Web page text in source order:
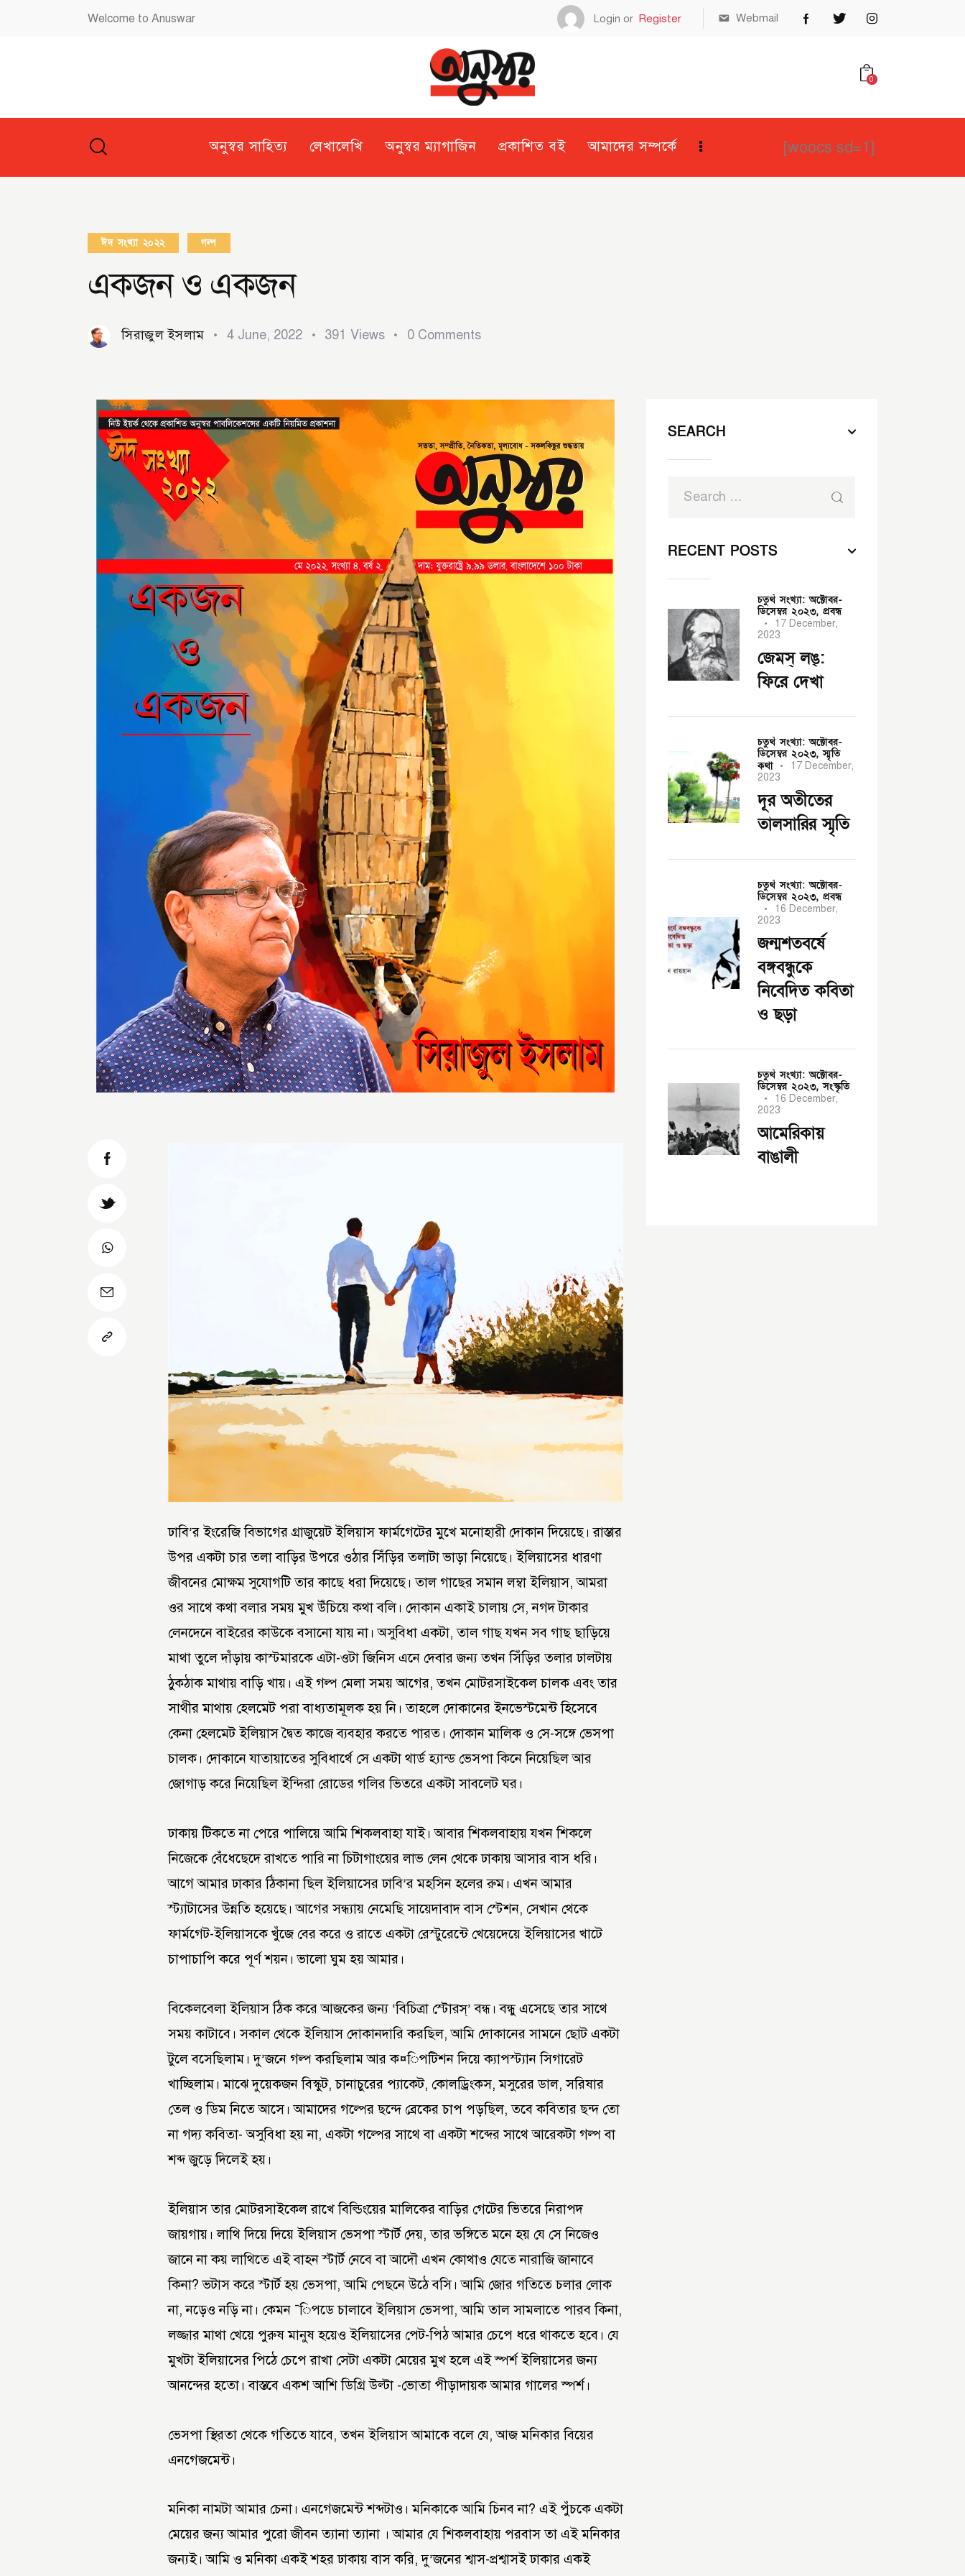
Welcome to Anuswar Login or Register Webmail
0
অনুস্বর সাহিত্য লেখালেখি অনুস্বর ম্যাগাজিন প্রকাশিত বই আমাদের সম্পর্কে [woocs sd=1]
ঈদ সংখ্যা ২০২২ গল্প
একজন ও একজন
সিরাজুল ইসলাম 4 June, 2022 391 Views 0 Comments
ঢাবি’র ইংরেজি বিভাগের গ্রাজুয়েট ইলিয়াস ফার্মগেটের মুখে মনোহারী দোকান দিয়েছে। রাস্তার
উপর একটা চার তলা বাড়ির উপরে ওঠার সিঁড়ির তলাটা ভাড়া নিয়েছে। ইলিয়াসের ধারণা
জীবনের মোক্ষম সুযোগটি তার কাছে ধরা দিয়েছে। তাল গাছের সমান লম্বা ইলিয়াস, আমরা
ওর সাথে কথা বলার সময় মুখ উঁচিয়ে কথা বলি। দোকান একাই চালায় সে, নগদ টাকার
লেনদেনে বাইরের কাউকে বসানো যায় না। অসুবিধা একটা, তাল গাছ যখন সব গাছ ছাড়িয়ে
মাথা তুলে দাঁড়ায় কাস্টমারকে এটা-ওটা জিনিস এনে দেবার জন্য তখন সিঁড়ির তলার ঢালটায়
ঠুকঠাক মাথায় বাড়ি খায়। এই গল্প মেলা সময় আগের, তখন মোটরসাইকেল চালক এবং তার
সাথীর মাথায় হেলমেট পরা বাধ্যতামূলক হয় নি। তাহলে দোকানের ইনভেস্টমেন্ট হিসেবে
কেনা হেলমেট ইলিয়াস দ্বৈত কাজে ব্যবহার করতে পারত। দোকান মালিক ও সে-সঙ্গে ভেসপা
চালক। দোকানে যাতায়াতের সুবিধার্থে সে একটা থার্ড হ্যান্ড ভেসপা কিনে নিয়েছিল আর
জোগাড় করে নিয়েছিল ইন্দিরা রোডের গলির ভিতরে একটা সাবলেট ঘর।
ঢাকায় টিকতে না পেরে পালিয়ে আমি শিকলবাহা যাই। আবার শিকলবাহায় যখন শিকলে
নিজেকে বেঁধেছেদে রাখতে পারি না চিটাগাংয়ের লাভ লেন থেকে ঢাকায় আসার বাস ধরি।
আগে আমার ঢাকার ঠিকানা ছিল ইলিয়াসের ঢাবি’র মহসিন হলের রুম। এখন আমার
স্ট্যাটাসের উন্নতি হয়েছে। আগের সন্ধ্যায় নেমেছি সায়েদাবাদ বাস স্টেশন, সেখান থেকে
ফার্মগেট-ইলিয়াসকে খুঁজে বের করে ও রাতে একটা রেস্টুরেন্টে খেয়েদেয়ে ইলিয়াসের খাটে
চাপাচাপি করে পূর্ণ শয়ন। ভালো ঘুম হয় আমার।
বিকেলবেলা ইলিয়াস ঠিক করে আজকের জন্য ‘বিচিত্রা স্টোরস্’ বন্ধ। বন্ধু এসেছে তার সাথে
সময় কাটাবে। সকাল থেকে ইলিয়াস দোকানদারি করছিল, আমি দোকানের সামনে ছোট একটা
টুলে বসেছিলাম। দু’জনে গল্প করছিলাম আর ক¤িপটিশন দিয়ে ক্যাপস্ট্যান সিগারেট
খাচ্ছিলাম। মাঝে দুয়েকজন বিস্কুট, চানাচুরের প্যাকেট, কোলড্রিংকস, মসুরের ডাল, সরিষার
তেল ও ডিম নিতে আসে। আমাদের গল্পের ছন্দে ব্রেকের চাপ পড়ছিল, তবে কবিতার ছন্দ তো
না গদ্য কবিতা- অসুবিধা হয় না, একটা গল্পের সাথে বা একটা শব্দের সাথে আরেকটা গল্প বা
শব্দ জুড়ে দিলেই হয়।
ইলিয়াস তার মোটরসাইকেল রাখে বিল্ডিংয়ের মালিকের বাড়ির গেটের ভিতরে নিরাপদ
জায়গায়। লাথি দিয়ে দিয়ে ইলিয়াস ভেসপা স্টার্ট দেয়, তার ভঙ্গিতে মনে হয় যে সে নিজেও
জানে না কয় লাথিতে এই বাহন স্টার্ট নেবে বা আদৌ এখন কোথাও যেতে নারাজি জানাবে
কিনা? ভটাস করে স্টার্ট হয় ভেসপা, আমি পেছনে উঠে বসি। আমি জোর গতিতে চলার লোক
না, নড়েও নড়ি না। কেমন ¯িপডে চালাবে ইলিয়াস ভেসপা, আমি তাল সামলাতে পারব কিনা,
লজ্জার মাথা খেয়ে পুরুষ মানুষ হয়েও ইলিয়াসের পেট-পিঠ আমার চেপে ধরে থাকতে হবে। যে
মুখটা ইলিয়াসের পিঠে চেপে রাখা সেটা একটা মেয়ের মুখ হলে এই স্পর্শ ইলিয়াসের জন্য
আনন্দের হতো। বাস্তবে একশ আশি ডিগ্রি উল্টা -ভোতা পীড়াদায়ক আমার গালের স্পর্শ।
ভেসপা স্থিরতা থেকে গতিতে যাবে, তখন ইলিয়াস আমাকে বলে যে, আজ মনিকার বিয়ের
এনগেজমেন্ট।
মনিকা নামটা আমার চেনা। এনগেজমেন্ট শব্দটাও। মনিকাকে আমি চিনব না? এই পুঁচকে একটা
মেয়ের জন্য আমার পুরো জীবন ত্যানা ত্যানা । আমার যে শিকলবাহায় পরবাস তা এই মনিকার
জন্যই। আমি ও মনিকা একই শহর ঢাকায় বাস করি, দু’জনের শ্বাস-প্রশ্বাসই ঢাকার একই
SEARCH
RECENT POSTS
চতুর্থ সংখ্যা: অক্টোবর-
ডিসেম্বর ২০২৩,প্রবন্ধ
17 December,
2023
জেমস্ লঙ্:
ফিরে দেখা
চতুর্থ সংখ্যা: অক্টোবর-
ডিসেম্বর ২০২৩,স্মৃতি
কথা
17 December,
2023
দূর অতীতের
তালসারির স্মৃতি
চতুর্থ সংখ্যা: অক্টোবর-
ডিসেম্বর ২০২৩,প্রবন্ধ
16 December,
2023
জন্মশতবর্ষে
বঙ্গবন্ধুকে
নিবেদিত কবিতা
ও ছড়া
চতুর্থ সংখ্যা: অক্টোবর-
ডিসেম্বর ২০২৩,সংস্কৃতি
16 December,
2023
আমেরিকায়
বাঙালী